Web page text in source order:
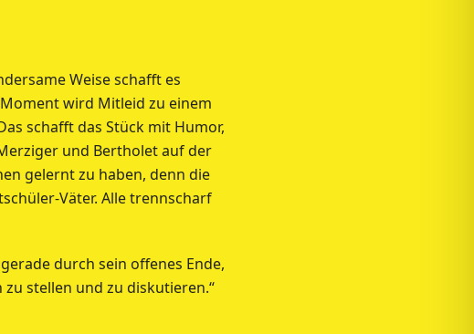
Weise schafft es
wird Mitleid zu einem
schafft das Stück mit Humor,
und Bertholet auf der
gelernt zu haben, denn die
Väter. Alle trennscharf
durch sein offenes Ende,
stellen und zu diskutieren.“